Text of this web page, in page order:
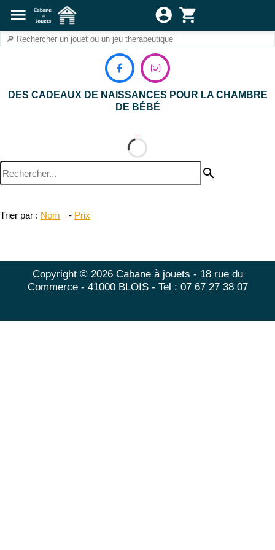
 
DES CADEAUX DE NAISSANCES POUR LA CHAMBRE
DE BÉBÉ
search
Trier par : Nom - Prix
Copyright © 2026 Cabane à jouets - 18 rue du
Commerce - 41000 BLOIS - Tel : 07 67 27 38 07
menu account_circle shopping_cart